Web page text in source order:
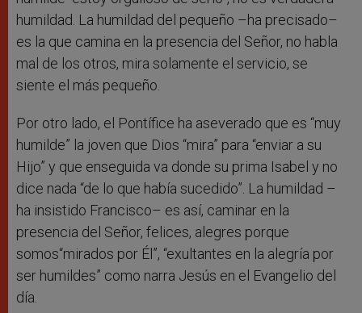
humildad. La humildad del pequeño –ha precisado–
es la que camina en la presencia del Señor, no habla
mal de los otros, mira solamente el servicio, se
siente el más pequeño.
Por otro lado, el Pontífice ha aseverado que es “muy
humilde” la joven que Dios “mira” para “enviar a su
Hijo” y que enseguida va donde su prima Isabel y no
dice nada “de lo que había sucedido”. La humildad –
ha insistido Francisco– es así, caminar en la
presencia del Señor, felices, alegres porque
somos“mirados por Él”, “exultantes en la alegría por
ser humildes” como narra Jesús en el Evangelio del
día.